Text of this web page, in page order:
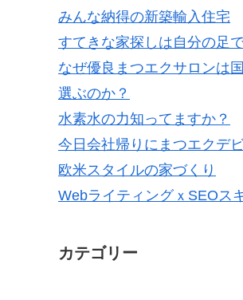
みんな納得の新築輸入住宅
すてきな家探しは自分の足
なぜ優良まつエクサロンは
選ぶのか？
水素水の力知ってますか？
今日会社帰りにまつエクデ
欧米スタイルの家づくり
WebライティングｘSEOス
カテゴリー